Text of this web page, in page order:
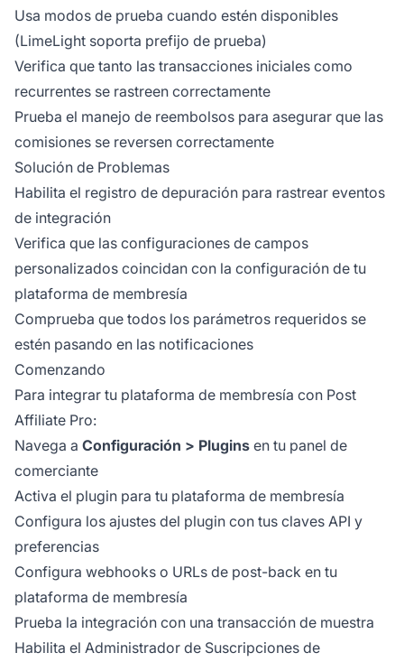
Usa modos de prueba cuando estén disponibles
(LimeLight soporta prefijo de prueba)
Verifica que tanto las transacciones iniciales como
recurrentes se rastreen correctamente
Prueba el manejo de reembolsos para asegurar que las
comisiones se reversen correctamente
Solución de Problemas
Habilita el registro de depuración para rastrear eventos
de integración
Verifica que las configuraciones de campos
personalizados coincidan con la configuración de tu
plataforma de membresía
Comprueba que todos los parámetros requeridos se
estén pasando en las notificaciones
Comenzando
Para integrar tu plataforma de membresía con Post
Affiliate Pro:
Navega a Configuración > Plugins en tu panel de
comerciante
Activa el plugin para tu plataforma de membresía
Configura los ajustes del plugin con tus claves API y
preferencias
Configura webhooks o URLs de post-back en tu
plataforma de membresía
Prueba la integración con una transacción de muestra
Habilita el Administrador de Suscripciones de